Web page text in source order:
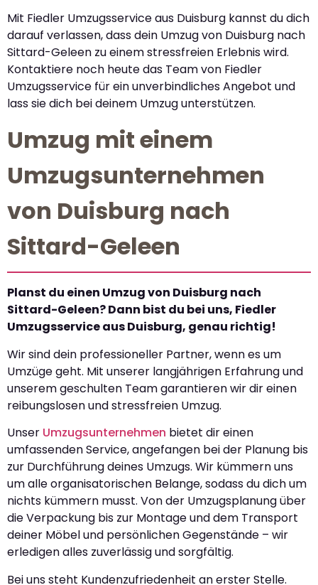
Mit Fiedler Umzugsservice aus Duisburg kannst du dich
darauf verlassen, dass dein Umzug von Duisburg nach
Sittard-Geleen zu einem stressfreien Erlebnis wird.
Kontaktiere noch heute das Team von Fiedler
Umzugsservice für ein unverbindliches Angebot und
lass sie dich bei deinem Umzug unterstützen.
Umzug mit einem
Umzugsunternehmen
von Duisburg nach
Sittard-Geleen
Planst du einen Umzug von Duisburg nach
Sittard-Geleen? Dann bist du bei uns, Fiedler
Umzugsservice aus Duisburg, genau richtig!
Wir sind dein professioneller Partner, wenn es um
Umzüge geht. Mit unserer langjährigen Erfahrung und
unserem geschulten Team garantieren wir dir einen
reibungslosen und stressfreien Umzug.
Unser Umzugsunternehmen bietet dir einen
umfassenden Service, angefangen bei der Planung bis
zur Durchführung deines Umzugs. Wir kümmern uns
um alle organisatorischen Belange, sodass du dich um
nichts kümmern musst. Von der Umzugsplanung über
die Verpackung bis zur Montage und dem Transport
deiner Möbel und persönlichen Gegenstände – wir
erledigen alles zuverlässig und sorgfältig.
Bei uns steht Kundenzufriedenheit an erster Stelle.